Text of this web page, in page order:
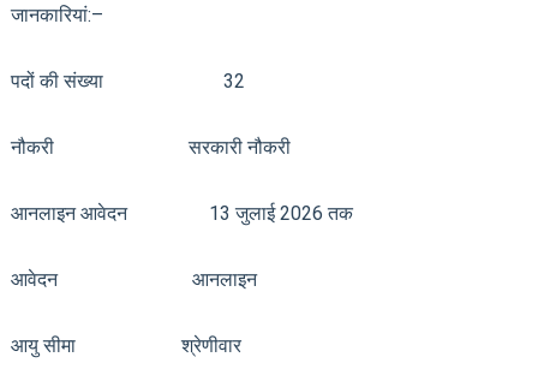
जानकारियां:–
पदों की संख्या 32
नौकरी सरकारी नौकरी
आनलाइन आवेदन 13 जुलाई 2026 तक
आवेदन आनलाइन
आयु सीमा श्रेणीवार